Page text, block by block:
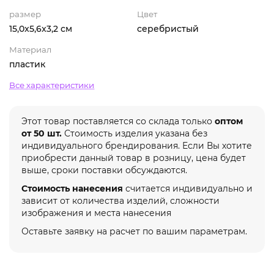
размер
15,0x5,6x3,2 см
Цвет
серебристый
Материал
пластик
Все характеристики
Этот товар поставляется со склада только оптом
от 50 шт. Стоимость изделия указана без
индивидуального брендирования. Если Вы хотите
приобрести данный товар в розницу, цена будет
выше, сроки поставки обсуждаются.
Стоимость нанесения считается индивидуально и
зависит от количества изделий, сложности
изображения и места нанесения
Оставьте заявку на расчет по вашим параметрам.